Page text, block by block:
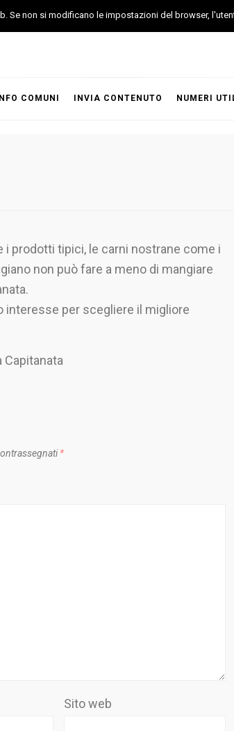
INFO COMUNI INVIA CONTENUTO NUMERI
i prodotti tipici, le carni nostrane come i
non può fare a meno di mangiare
interesse per scegliere il migliore
Capitanata
*
Sito web
non si modificano le impostazioni del browser,